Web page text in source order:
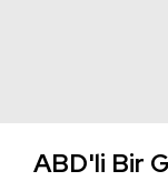
ABD'li Bir